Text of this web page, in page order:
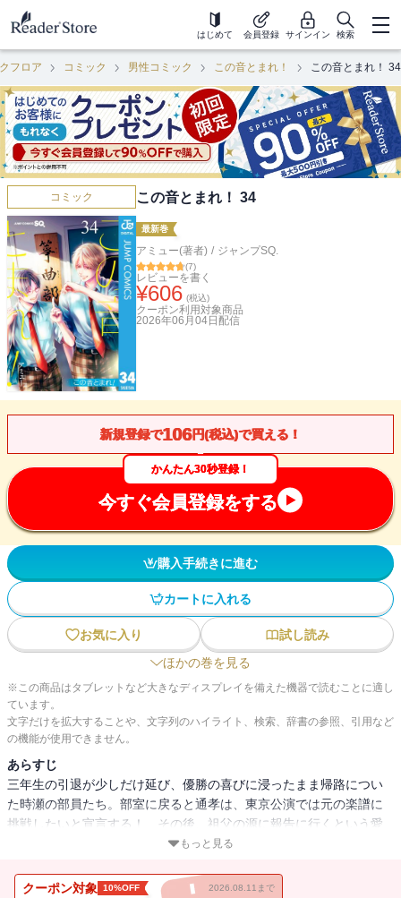
はじめて 会員登録 サインイン 検索
フロア コミック 男性コミック この音とまれ！ この音とまれ！ 34
コミック この音とまれ！ 34
最新巻
アミュー(著者) / ジャンプSQ.
(7)
レビューを書く
¥606 (税込)
クーポン利用対象商品
2026年06月04日 配信
新規登録で106円(税込)で買える！
かんたん30秒登録！
今すぐ会員登録をする
購入手続きに進む
カートに入れる
お気に入り
試し読み
ほかの巻を見る
※この商品はタブレットなど大きなディスプレイを備えた機器で読むことに適し
ています。
文字だけを拡大することや、文字列のハイライト、検索、辞書の参照、引用など
の機能が使用できません。
あらすじ
三年生の引退が少しだけ延び、優勝の喜びに浸ったまま帰路につい
た時瀬の部員たち。部室に戻ると通孝は、東京公演では元の楽譜に
挑戦したいと宣言する！ その後、祖父の源に報告に行くという愛
（ちか）に、さとわは一緒に行きたいと申し出る。さらに、愛の家
花火を見終えた時に彼が口にしたのは…!?
もっと見る
クーポン対象 10%OFF 2026.08.11まで